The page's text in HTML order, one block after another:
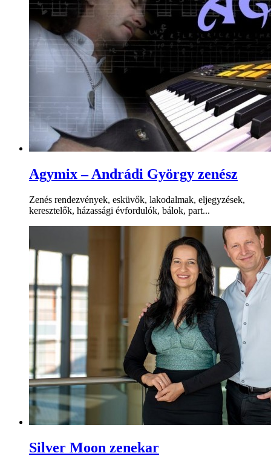
Agymix – Andrádi György zenész
Zenés rendezvények, esküvők, lakodalmak, eljegyzések,
keresztelők, házassági évfordulók, bálok, part...
Silver Moon zenekar